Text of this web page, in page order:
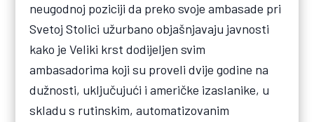
neugodnoj poziciji da preko svoje ambasade pri
Svetoj Stolici užurbano objašnjavaju javnosti
kako je Veliki krst dodijeljen svim
ambasadorima koji su proveli dvije godine na
dužnosti, uključujući i američke izaslanike, u
skladu s rutinskim, automatizovanim